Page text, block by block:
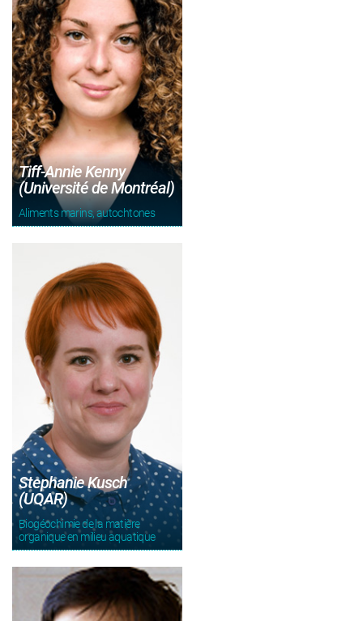
Tiff-Annie Kenny
(Université de Montréal)
Aliments marins, autochtones
Stephanie Kusch
(UQAR)
Biogéochimie de la matière
organique en milieu aquatique